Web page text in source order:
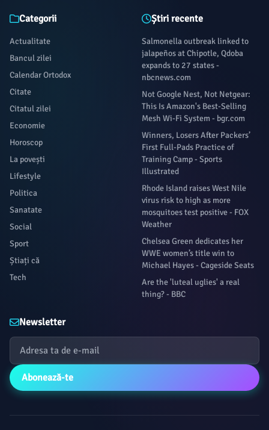
Categorii
Actualitate
Bancul zilei
Calendar Ortodox
Citate
Citatul zilei
Economie
Horoscop
La povești
Lifestyle
Politica
Sanatate
Social
Sport
Știați că
Tech
Știri recente
Salmonella outbreak linked to
jalapeños at Chipotle, Qdoba
expands to 27 states -
nbcnews.com
Not Google Nest, Not Netgear:
This Is Amazon's Best-Selling
Mesh Wi-Fi System - bgr.com
Winners, Losers After Packers’
First Full-Pads Practice of
Training Camp - Sports
Illustrated
Rhode Island raises West Nile
virus risk to high as more
mosquitoes test positive - FOX
Weather
Chelsea Green dedicates her
WWE women’s title win to
Michael Hayes - Cageside Seats
Are the 'luteal uglies' a real
thing? - BBC
Newsletter
Abonează-te